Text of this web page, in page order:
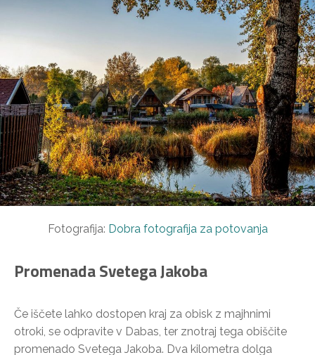
Fotografija: Dobra fotografija za potovanja
Promenada Svetega Jakoba
Če iščete lahko dostopen kraj za obisk z majhnimi
otroki, se odpravite v Dabas, ter znotraj tega obiščite
promenado Svetega Jakoba. Dva kilometra dolga